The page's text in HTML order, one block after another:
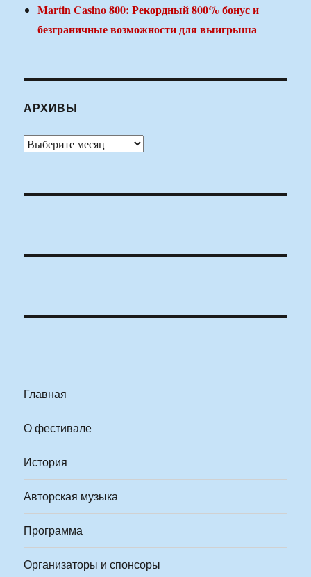
Martin Casino 800: Рекордный 800% бонус и
безграничные возможности для выигрыша
АРХИВЫ
Архивы
Главная
О фестивале
История
Авторская музыка
Программа
Организаторы и спонсоры